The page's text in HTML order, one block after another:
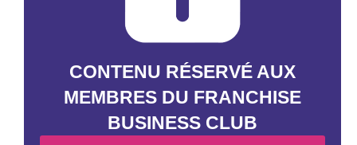
CONTENU RÉSERVÉ AUX
MEMBRES DU FRANCHISE
BUSINESS CLUB